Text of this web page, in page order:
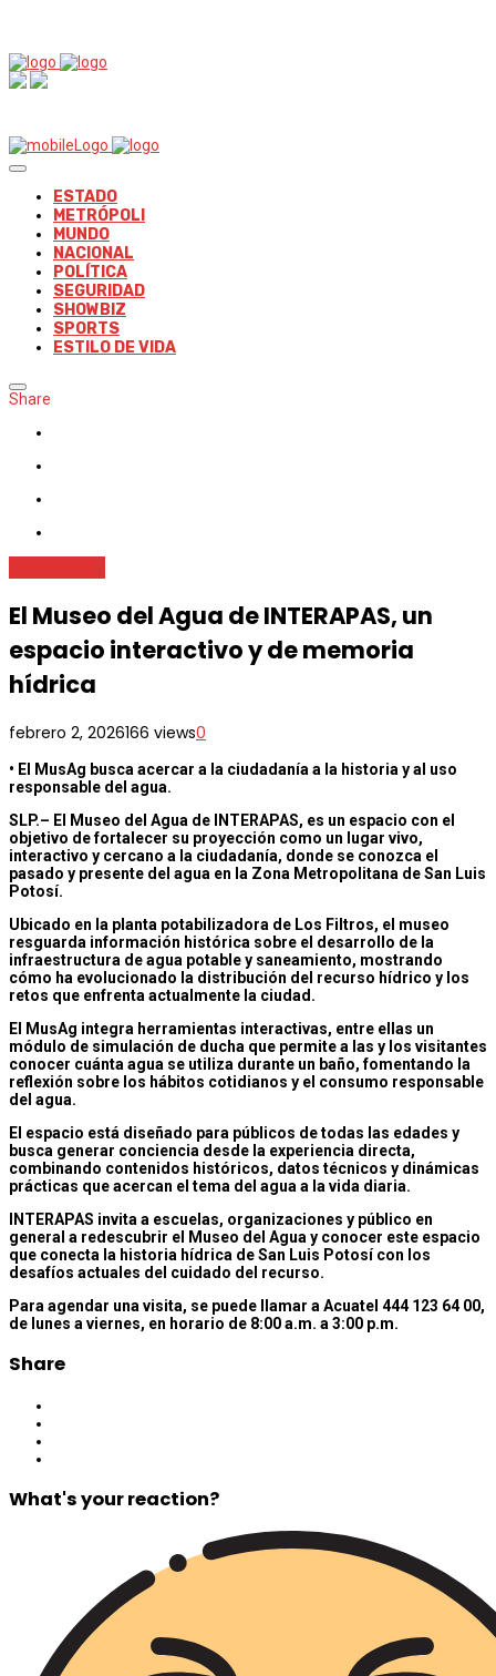
ESTADO
METRÓPOLI
MUNDO
NACIONAL
POLÍTICA
SEGURIDAD
SHOWBIZ
SPORTS
ESTILO DE VIDA
Share
El Museo del Agua de INTERAPAS, un
espacio interactivo y de memoria
hídrica
febrero 2, 2026166 views0
• El MusAg busca acercar a la ciudadanía a la historia y al uso
responsable del agua.
SLP.– El Museo del Agua de INTERAPAS, es un espacio con el
objetivo de fortalecer su proyección como un lugar vivo,
interactivo y cercano a la ciudadanía, donde se conozca el
pasado y presente del agua en la Zona Metropolitana de San Luis
Potosí.
Ubicado en la planta potabilizadora de Los Filtros, el museo
resguarda información histórica sobre el desarrollo de la
infraestructura de agua potable y saneamiento, mostrando
cómo ha evolucionado la distribución del recurso hídrico y los
retos que enfrenta actualmente la ciudad.
El MusAg integra herramientas interactivas, entre ellas un
módulo de simulación de ducha que permite a las y los visitantes
conocer cuánta agua se utiliza durante un baño, fomentando la
reflexión sobre los hábitos cotidianos y el consumo responsable
del agua.
El espacio está diseñado para públicos de todas las edades y
busca generar conciencia desde la experiencia directa,
combinando contenidos históricos, datos técnicos y dinámicas
prácticas que acercan el tema del agua a la vida diaria.
INTERAPAS invita a escuelas, organizaciones y público en
general a redescubrir el Museo del Agua y conocer este espacio
que conecta la historia hídrica de San Luis Potosí con los
desafíos actuales del cuidado del recurso.
Para agendar una visita, se puede llamar a Acuatel 444 123 64 00,
de lunes a viernes, en horario de 8:00 a.m. a 3:00 p.m.
Share
What's your reaction?